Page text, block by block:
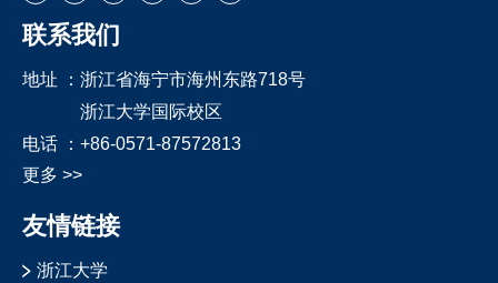
联系我们
地址 ： 浙江省海宁市海州东路718号
浙江大学国际校区
电话 ： +86-0571-87572813
更多 >>
友情链接
浙江大学